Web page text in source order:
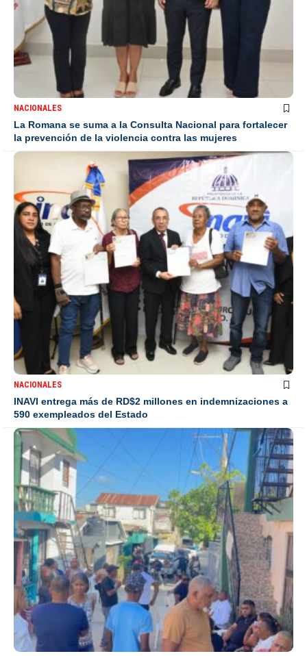
NACIONALES
La Romana se suma a la Consulta Nacional para fortalecer
la prevención de la violencia contra las mujeres
NACIONALES
INAVI entrega más de RD$2 millones en indemnizaciones a
590 exempleados del Estado